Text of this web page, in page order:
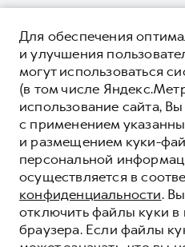
Система управления
Сервис для корпоративных
HAVAL Лизинг
Автомобильные аксессуары
Коллекция PRO
Коллекция Базовая
Коллекция Детская
Мобильное приложение
Программа «HAVAL
Руководства по
Подписки
Автомобильные аксессуары
Коллекция PRO
Коллекция Базовая
Коллекция Детская
ЦЕНЫ И ВЫГОДЫ
ЮРИДИЧЕСКАЯ
Вся представленная на сайте
автомобилей и сервисного
информационный характер и не
Все цены, указанные на данном
характер и являются
розничными ценами по расчетам
Волл Мотор Рус»). Для
просьба обращаться к
«Грейт Волл Мотор Рус» либо по
****На некоторых автомобилях
система / устройство вызова
(блок ЭРА-ГЛОНАСС).
Показать все
© 2026 ООО «Грейт Волл
© 2026 ООО «Корс
Для обеспечения
и улучшения
могут использоваться
(в том числе
использование сайта,
с применением
и размещением куки-
персональной
осуществляется в
конфиденциальности.
отключить файлы куки в
браузера. Если файлы